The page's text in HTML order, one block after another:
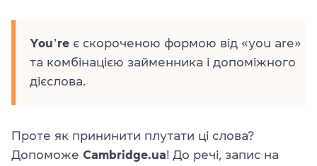
Youʼre є скороченою формою від «you are»
та комбінацією займенника і допоміжного
дієслова.
Проте як прининити плутати ці слова?
Допоможе Cambridge.ua! До речі, запис на